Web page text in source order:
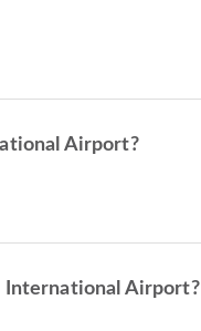
Airport?
International Airport?